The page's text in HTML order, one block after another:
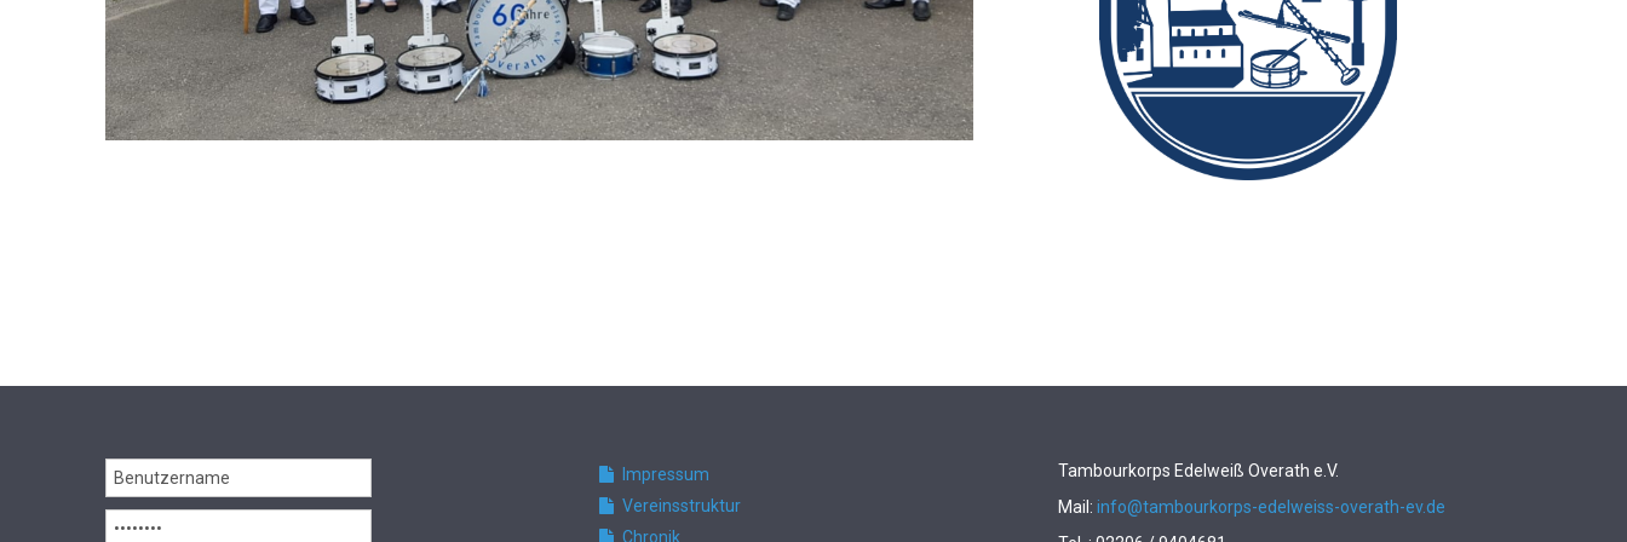
Impressum
Vereinsstruktur
Chronik
Tambourkorps Edelweiß Overath e.V.
Mail: info@tambourkorps-edelweiss-overath-ev.de